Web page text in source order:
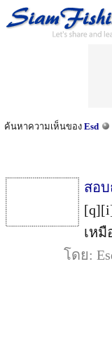
ค้นหาความเห็นของ Esd
สอ
เหมื
โดย: